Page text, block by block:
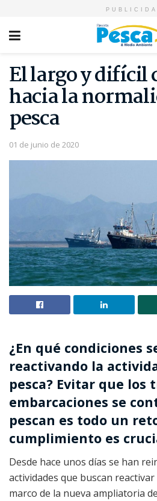
El largo y difícil
hacia la
pesca
01 de junio de 2020
¿En qué condiciones
reactivando la
pesca? Evitar que los
embarcaciones se
pescan es todo un
cumplimiento es
Desde hace unos días se han
actividades que buscan
marco de la nueva ampliatoria